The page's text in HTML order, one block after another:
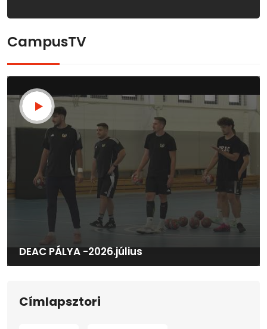
CampusTV
DEAC PÁLYA -2026.július
Címlapsztori